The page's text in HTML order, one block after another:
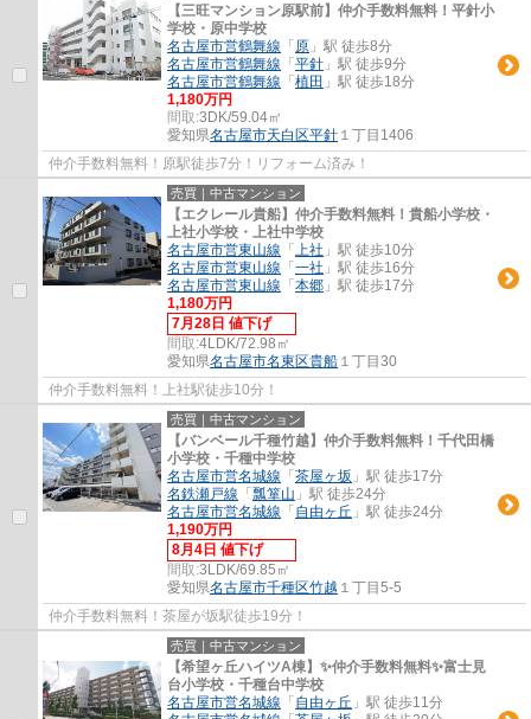
【三旺マンション原駅前】仲介手数料無料！平針小
学校・原中学校
名古屋市営鶴舞線 「 原 」駅 徒歩8分
名古屋市営鶴舞線 「 平針 」駅 徒歩9分
名古屋市営鶴舞線 「 植田 」駅 徒歩18分
1,180万円
間取:3DK/59.04㎡
愛知県名古屋市天白区平針 １丁目1406
仲介手数料無料！原駅徒歩7分！リフォーム済み！
売買｜中古マンション
【エクレール貴船】仲介手数料無料！貴船小学校・
上社小学校・上社中学校
名古屋市営東山線 「 上社 」駅 徒歩10分
名古屋市営東山線 「 一社 」駅 徒歩16分
名古屋市営東山線 「 本郷 」駅 徒歩17分
1,180万円
7月28日 値下げ
間取:4LDK/72.98㎡
愛知県名古屋市名東区貴船 １丁目30
仲介手数料無料！上社駅徒歩10分！
売買｜中古マンション
【バンベール千種竹越】仲介手数料無料！千代田橋
小学校・千種中学校
名古屋市営名城線 「 茶屋ヶ坂 」駅 徒歩17分
名鉄瀬戸線 「 瓢箪山 」駅 徒歩24分
名古屋市営名城線 「 自由ヶ丘 」駅 徒歩24分
1,190万円
8月4日 値下げ
間取:3LDK/69.85㎡
愛知県名古屋市千種区竹越 １丁目5-5
仲介手数料無料！茶屋が坂駅徒歩19分！
売買｜中古マンション
【希望ヶ丘ハイツA棟】✨️仲介手数料無料✨️富士見
台小学校・千種台中学校
名古屋市営名城線 「 自由ヶ丘 」駅 徒歩11分